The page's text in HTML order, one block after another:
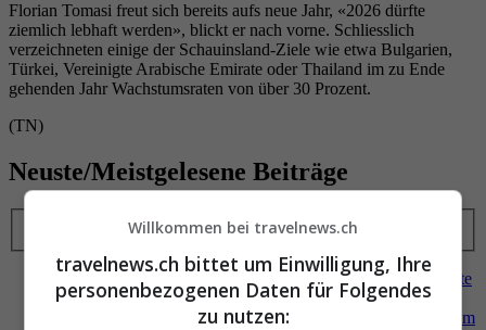
Florian Tomasi freut sich bereits aufs neue Jahr, «2026 dürfte
ziemlich lebhaft werden», blickt er nach vorne. Schliesslich
verzeichneten einige der Schauinsland-Ziele wie etwa Bulgarien,
Türkei, Vereinigte Arabische Emirate oder Thailand im zu Ende
gehenden Jahr Wachstumsraten von über 30 Prozent.
(TN)
Neuste/Meistgelesene Beiträge
Meistgelesene
Andreas Gerber : «Nach einemBootsunglück
musste
ich imAmazonasans Ufer schwimmen
Italienische Polizeiräumtreservierte Strandplätze
im
Willkommen bei travelnews.ch
travelnews.ch bittet um Einwilligung, Ihre
personenbezogenen Daten für Folgendes
zu nutzen: